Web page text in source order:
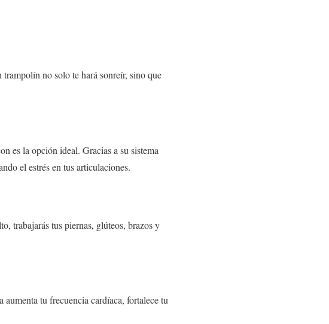
no solo te hará sonreír, sino que
es la opción ideal. Gracias a su sistema
el estrés en tus articulaciones.
trabajarás tus piernas, glúteos, brazos y
tu frecuencia cardíaca, fortalece tu